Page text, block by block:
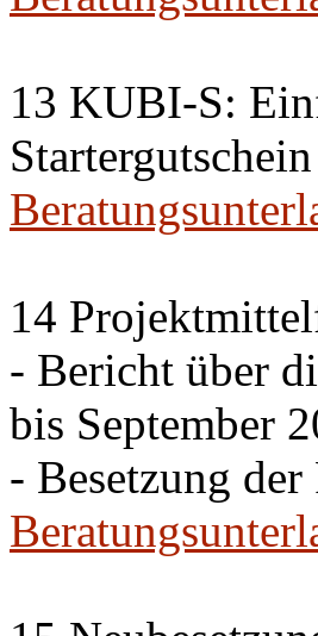
13 KUBI-S:
14
- Bericht über
bis September
- Besetzung